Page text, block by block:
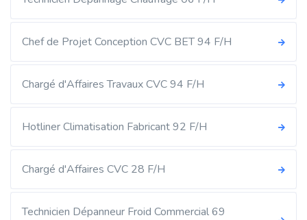
Chef de Projet Conception CVC BET 94 F/H
Chargé d'Affaires Travaux CVC 94 F/H
Hotliner Climatisation Fabricant 92 F/H
Chargé d'Affaires CVC 28 F/H
Technicien Dépanneur Froid Commercial 69